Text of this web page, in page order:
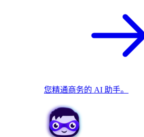
您精通商务的 AI 助手。